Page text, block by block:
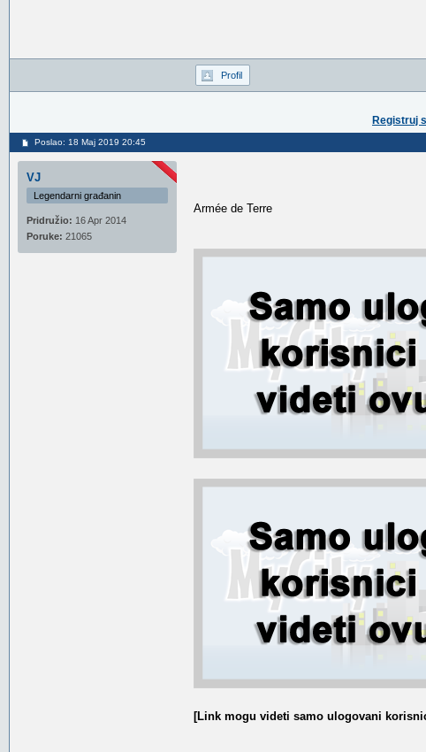
Profil
Registruj
Poslao: 18 Maj 2019 20:45
VJ
Legendarni građanin
Pridružio: 16 Apr 2014
Poruke: 21065
Armée de Terre
[Link mogu videti samo ulogovani